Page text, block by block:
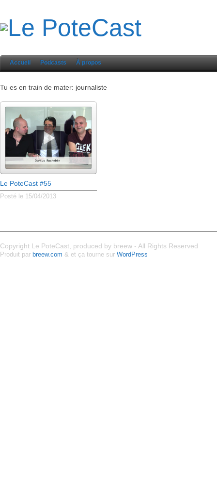
Accueil Podcasts À propos
Tu es en train de mater: journaliste
Le PoteCast #55
Posté le 15/04/2013
Copyright Le PoteCast, produced by breew - All Rights Reserved
Produit par breew.com & et ça tourne sur WordPress